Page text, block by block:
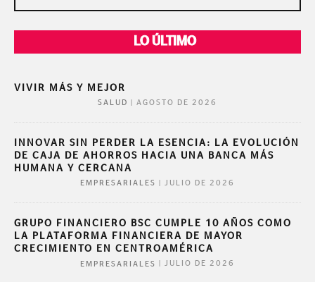
LO ÚLTIMO
VIVIR MÁS Y MEJOR
SALUD AGOSTO DE 2026
INNOVAR SIN PERDER LA ESENCIA: LA EVOLUCIÓN
DE CAJA DE AHORROS HACIA UNA BANCA MÁS
HUMANA Y CERCANA
EMPRESARIALES JULIO DE 2026
GRUPO FINANCIERO BSC CUMPLE 10 AÑOS COMO
LA PLATAFORMA FINANCIERA DE MAYOR
CRECIMIENTO EN CENTROAMÉRICA
EMPRESARIALES JULIO DE 2026